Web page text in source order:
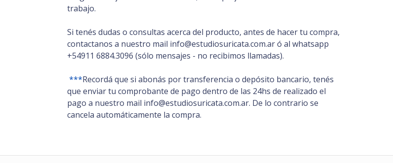
trabajo.
Si tenés dudas o consultas acerca del producto, antes de hacer tu compra,
contactanos a nuestro mail info@estudiosuricata.com.ar ó al whatsapp
+54911 6884.3096 (sólo mensajes - no recibimos llamadas).
***Recordá que si abonás por transferencia o depósito bancario, tenés
que enviar tu comprobante de pago dentro de las 24hs de realizado el
pago a nuestro mail info@estudiosuricata.com.ar. De lo contrario se
cancela automáticamente la compra.